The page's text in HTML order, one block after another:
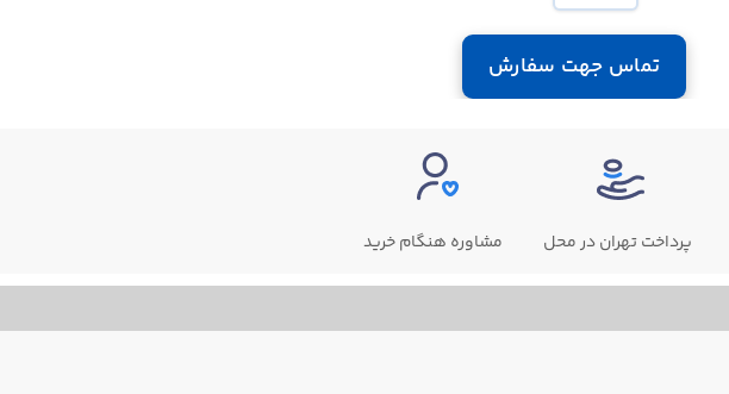
تماس جهت سفارش
پرداخت تهران در محل مشاوره هنگام خرید